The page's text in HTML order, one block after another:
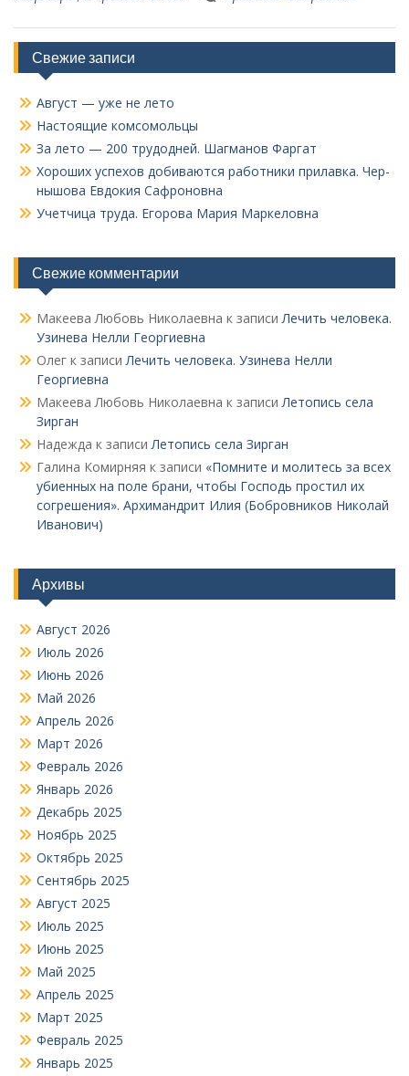
Свежие записи
Август — уже не лето
Настоящие комсомольцы
За лето — 200 трудодней. Шагманов Фаргат
Хороших успехов добиваются работники прилавка. Чер­
нышова Евдокия Сафроновна
Учетчица труда. Его­рова Мария Маркеловна
Свежие комментарии
Макеева Любовь Николаевна к записиЛечить человека.
Узинева Нелли Георгиевна
Олег к записиЛечить человека. Узинева Нелли
Георгиевна
Макеева Любовь Николаевна к записиЛетопись села
Зирган
Надежда к записиЛетопись села Зирган
Галина Комирняя к записи «Помните и молитесь за всех
убиенных на поле брани, чтобы Господь простил их
согрешения». Архимандрит Илия (Бобровников Николай
Иванович)
Архивы
Август 2026
Июль 2026
Июнь 2026
Май 2026
Апрель 2026
Март 2026
Февраль 2026
Январь 2026
Декабрь 2025
Ноябрь 2025
Октябрь 2025
Сентябрь 2025
Август 2025
Июль 2025
Июнь 2025
Май 2025
Апрель 2025
Март 2025
Февраль 2025
Январь 2025